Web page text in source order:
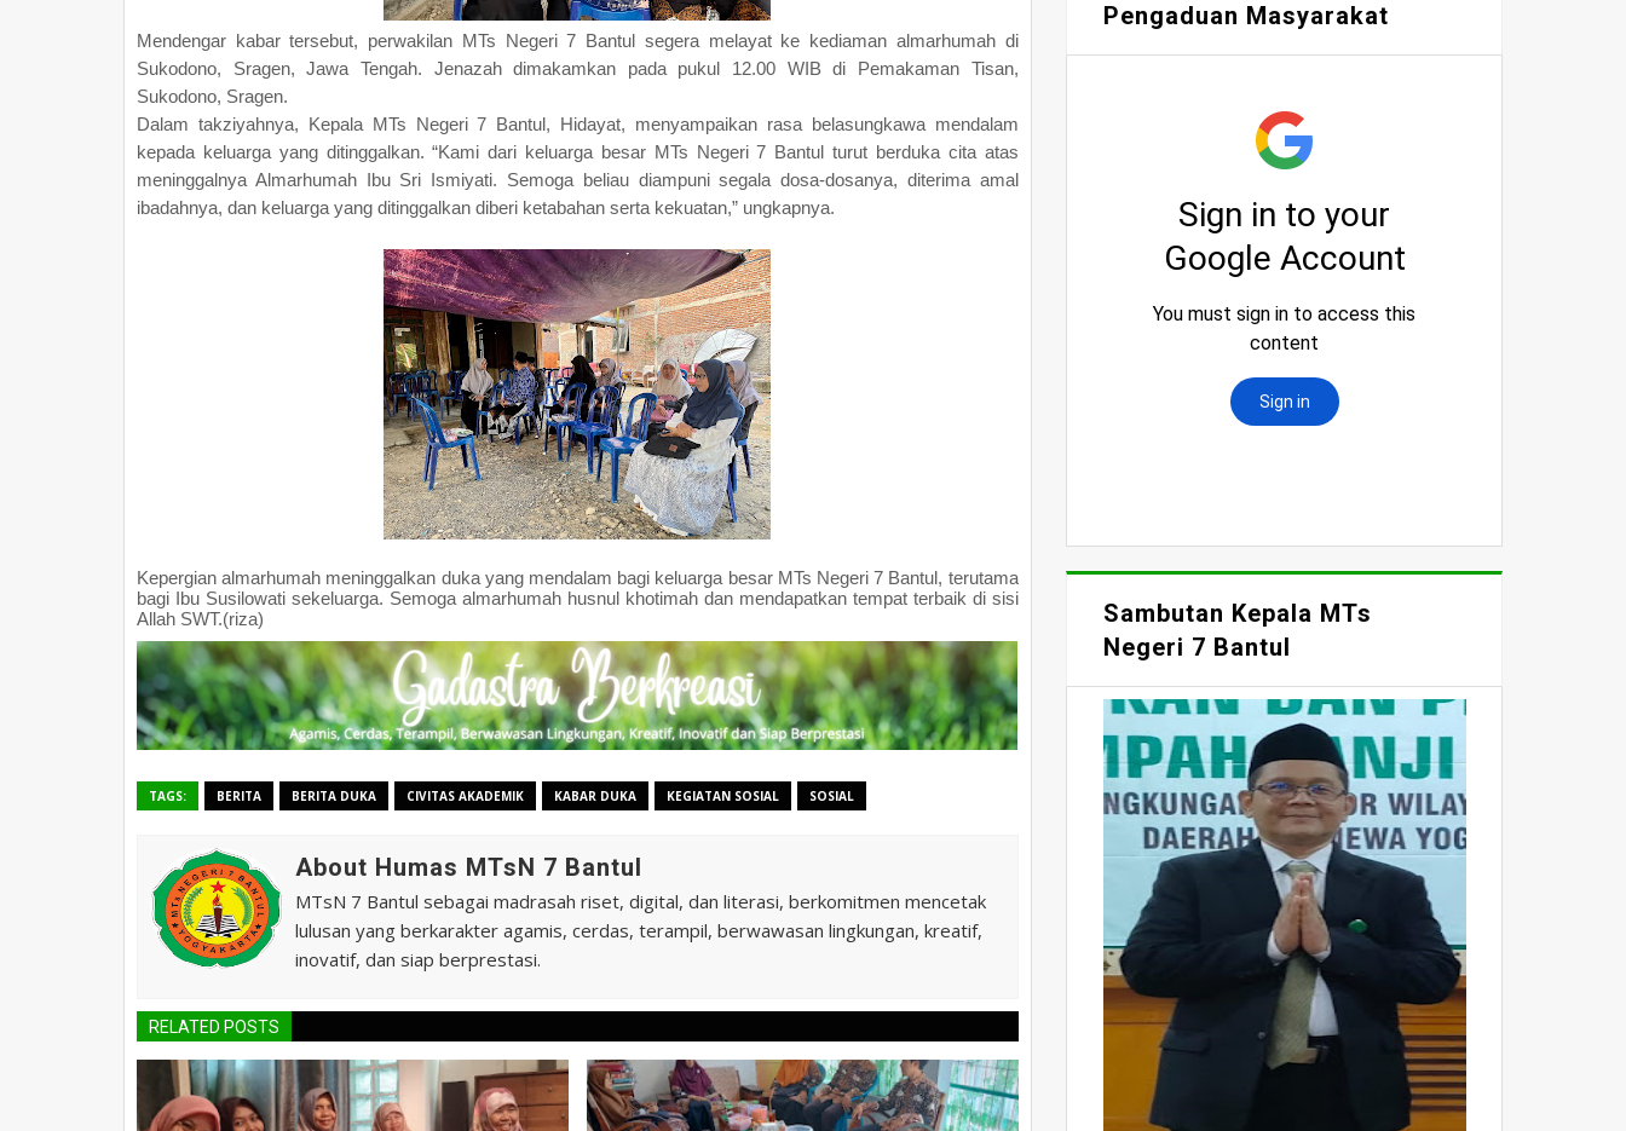
Mendengar kabar tersebut, perwakilan MTs Negeri 7 Bantul segera melayat ke kediaman almarhumah di
Sukodono, Sragen, Jawa Tengah. Jenazah dimakamkan pada pukul 12.00 WIB di Pemakaman Tisan,
Sukodono, Sragen.
Dalam takziyahnya, Kepala MTs Negeri 7 Bantul, Hidayat, menyampaikan rasa belasungkawa mendalam
kepada keluarga yang ditinggalkan. “Kami dari keluarga besar MTs Negeri 7 Bantul turut berduka cita atas
meninggalnya Almarhumah Ibu Sri Ismiyati. Semoga beliau diampuni segala dosa-dosanya, diterima amal
ibadahnya, dan keluarga yang ditinggalkan diberi ketabahan serta kekuatan,” ungkapnya.
Kepergian almarhumah meninggalkan duka yang mendalam bagi keluarga besar MTs Negeri 7 Bantul, terutama
bagi Ibu Susilowati sekeluarga. Semoga almarhumah husnul khotimah dan mendapatkan tempat terbaik di sisi
Allah SWT.(riza)
TAGS: BERITA BERITA DUKA CIVITAS AKADEMIK KABAR DUKA KEGIATAN SOSIAL SOSIAL
About Humas MTsN 7 Bantul
MTsN 7 Bantul sebagai madrasah riset, digital, dan literasi, berkomitmen mencetak
lulusan yang berkarakter agamis, cerdas, terampil, berwawasan lingkungan, kreatif,
inovatif, dan siap berprestasi.
RELATED POSTS
Pengaduan Masyarakat
Sambutan Kepala MTs
Negeri 7 Bantul